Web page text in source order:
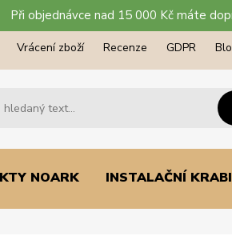
Při objednávce nad 15 000 Kč máte
Vrácení zboží Recenze GDPR
NOARK INSTALAČNÍ